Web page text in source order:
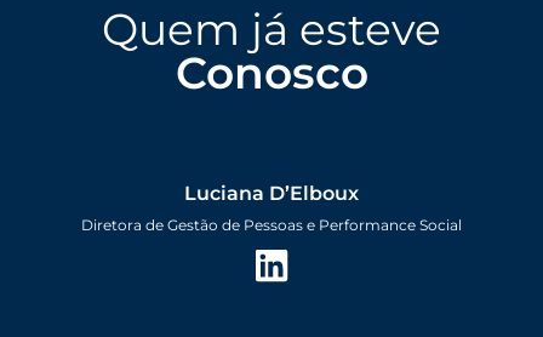
Quem já esteve
Conosco
Luciana D’Elboux
Diretora de Gestão de Pessoas e Performance Social